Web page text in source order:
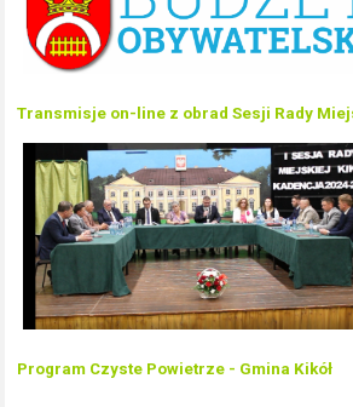
Transmisje on-line z obrad Sesji Rady
Program Czyste Powietrze - Gmina Kikół